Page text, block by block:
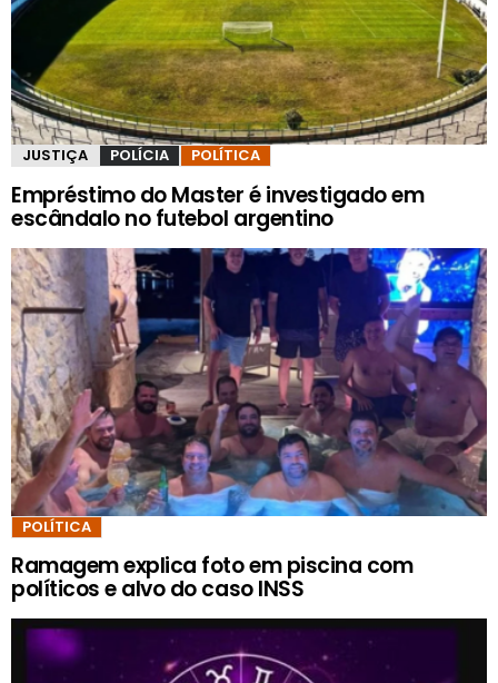
JUSTIÇA POLÍCIA POLÍTICA
Empréstimo do Master é investigado em
escândalo no futebol argentino
POLÍTICA
Ramagem explica foto em piscina com
políticos e alvo do caso INSS